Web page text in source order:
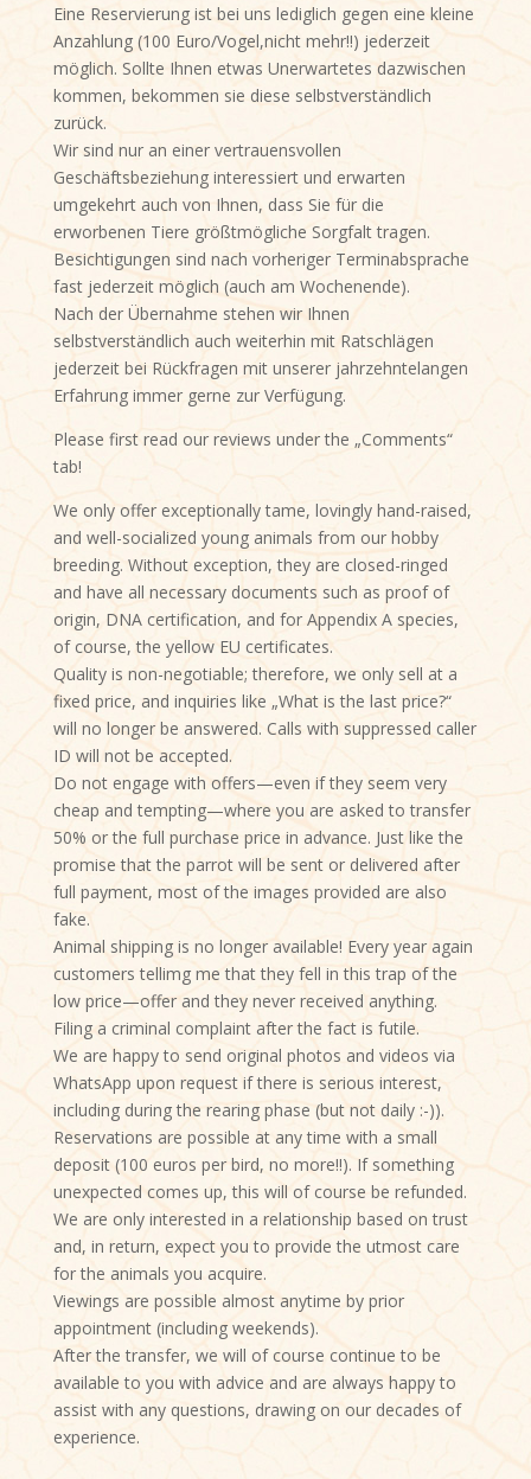
Eine Reservierung ist bei uns lediglich gegen eine kleine
Anzahlung (100 Euro/Vogel,nicht mehr!!) jederzeit
möglich. Sollte Ihnen etwas Unerwartetes dazwischen
kommen, bekommen sie diese selbstverständlich
zurück.
Wir sind nur an einer vertrauensvollen
Geschäftsbeziehung interessiert und erwarten
umgekehrt auch von Ihnen, dass Sie für die
erworbenen Tiere größtmögliche Sorgfalt tragen.
Besichtigungen sind nach vorheriger Terminabsprache
fast jederzeit möglich (auch am Wochenende).
Nach der Übernahme stehen wir Ihnen
selbstverständlich auch weiterhin mit Ratschlägen
jederzeit bei Rückfragen mit unserer jahrzehntelangen
Erfahrung immer gerne zur Verfügung.
Please first read our reviews under the „Comments“
tab!
We only offer exceptionally tame, lovingly hand-raised,
and well-socialized young animals from our hobby
breeding. Without exception, they are closed-ringed
and have all necessary documents such as proof of
origin, DNA certification, and for Appendix A species,
of course, the yellow EU certificates.
Quality is non-negotiable; therefore, we only sell at a
fixed price, and inquiries like „What is the last price?“
will no longer be answered. Calls with suppressed caller
ID will not be accepted.
Do not engage with offers—even if they seem very
cheap and tempting—where you are asked to transfer
50% or the full purchase price in advance. Just like the
promise that the parrot will be sent or delivered after
full payment, most of the images provided are also
fake.
Animal shipping is no longer available! Every year again
customers tellimg me that they fell in this trap of the
low price—offer and they never received anything.
Filing a criminal complaint after the fact is futile.
We are happy to send original photos and videos via
WhatsApp upon request if there is serious interest,
including during the rearing phase (but not daily :-)).
Reservations are possible at any time with a small
deposit (100 euros per bird, no more!!). If something
unexpected comes up, this will of course be refunded.
We are only interested in a relationship based on trust
and, in return, expect you to provide the utmost care
for the animals you acquire.
Viewings are possible almost anytime by prior
appointment (including weekends).
After the transfer, we will of course continue to be
available to you with advice and are always happy to
assist with any questions, drawing on our decades of
experience.